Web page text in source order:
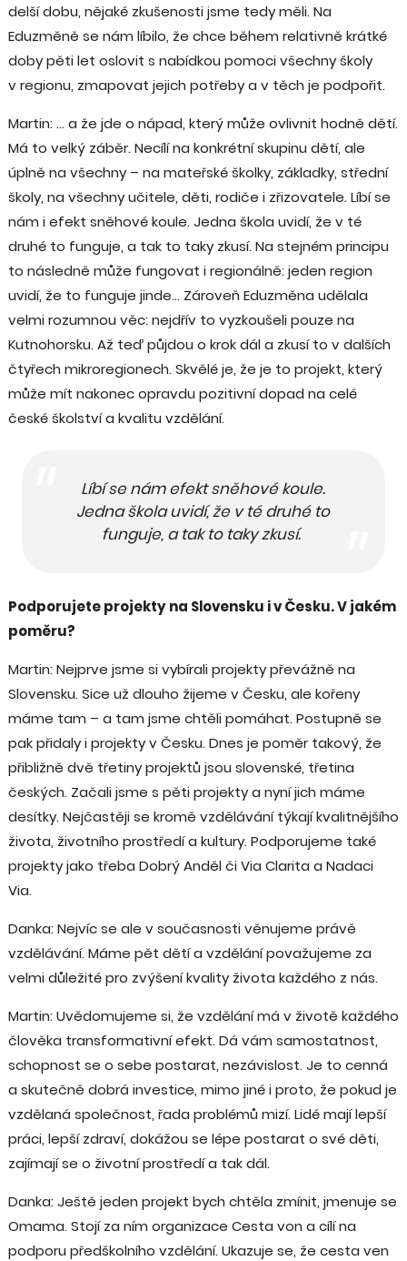
delší dobu, nějaké zkušenosti jsme tedy měli. Na
Eduzměně se nám líbilo, že chce během relativně krátké
doby pěti let oslovit s nabídkou pomoci všechny školy
v regionu, zmapovat jejich potřeby a v těch je podpořit.
Martin: … a že jde o nápad, který může ovlivnit hodně dětí.
Má to velký záběr. Necílí na konkrétní skupinu dětí, ale
úplně na všechny – na mateřské školky, základky, střední
školy, na všechny učitele, děti, rodiče i zřizovatele. Líbí se
nám i efekt sněhové koule. Jedna škola uvidí, že v té
druhé to funguje, a tak to taky zkusí. Na stejném principu
to následně může fungovat i regionálně: jeden region
uvidí, že to funguje jinde… Zároveň Eduzměna udělala
velmi rozumnou věc: nejdřív to vyzkoušeli pouze na
Kutnohorsku. Až teď půjdou o krok dál a zkusí to v dalších
čtyřech mikroregionech. Skvělé je, že je to projekt, který
může mít nakonec opravdu pozitivní dopad na celé
české školství a kvalitu vzdělání.
Líbí se nám efekt sněhové koule.
Jedna škola uvidí, že v té druhé to
funguje, a tak to taky zkusí.
Podporujete projekty na Slovensku i v Česku. V jakém
poměru?
Martin: Nejprve jsme si vybírali projekty převážně na
Slovensku. Sice už dlouho žijeme v Česku, ale kořeny
máme tam – a tam jsme chtěli pomáhat. Postupně se
pak přidaly i projekty v Česku. Dnes je poměr takový, že
přibližně dvě třetiny projektů jsou slovenské, třetina
českých. Začali jsme s pěti projekty a nyní jich máme
desítky. Nejčastěji se kromě vzdělávání týkají kvalitnějšího
života, životního prostředí a kultury. Podporujeme také
projekty jako třeba Dobrý Anděl či Via Clarita a Nadaci
Via.
Danka: Nejvíc se ale v současnosti věnujeme právě
vzdělávání. Máme pět dětí a vzdělání považujeme za
velmi důležité pro zvýšení kvality života každého z nás.
Martin: Uvědomujeme si, že vzdělání má v životě každého
člověka transformativní efekt. Dá vám samostatnost,
schopnost se o sebe postarat, nezávislost. Je to cenná
a skutečně dobrá investice, mimo jiné i proto, že pokud je
vzdělaná společnost, řada problémů mizí. Lidé mají lepší
práci, lepší zdraví, dokážou se lépe postarat o své děti,
zajímají se o životní prostředí a tak dál.
Danka: Ještě jeden projekt bych chtěla zmínit, jmenuje se
Omama. Stojí za ním organizace Cesta von a cílí na
podporu předškolního vzdělání. Ukazuje se, že cesta ven